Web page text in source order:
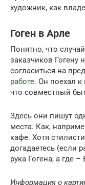
художник, как
Гоген в Арле
Понятно, что
заказчиков Гогену
согласиться на
работе. Он поехал
что совместный
Здесь они пишут
места. Как,
кафе. Хотя
догадаетесь (если
рука Гогена, а где –
Информация о